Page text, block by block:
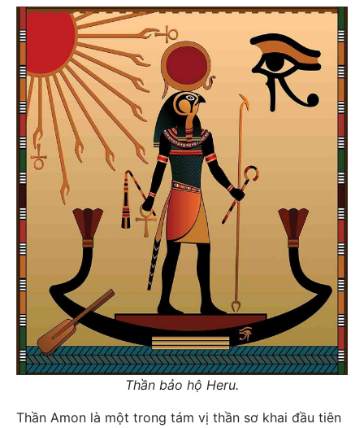
Thần bảo hộ Heru.
Thần Amon là một trong tám vị thần sơ khai đầu tiên